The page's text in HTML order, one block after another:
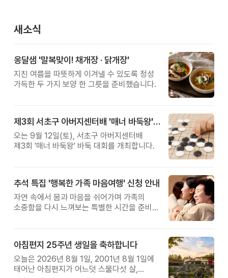
새소식
옹달샘 '말복맞이! 채개장 · 닭개장'
지친 여름을 따뜻하게 이겨낼 수 있도록 정성
가득한 두 가지 보양 한 그릇을 준비했습니다.
제3회 서초구 아버지센터배 '매너 바둑왕' 대회
오는 9월 12일(토), 서초구 아버지센터배
제3회 '매너 바둑왕' 바둑 대회를 개최합니다.
추석 특집 '행복한 가족 마음여행' 신청 안내
자연 속에서 몸과 마음을 쉬어가며 가족의
소중함을 다시 느껴보는 특별한 시간을 준비해
아침편지 25주년 생일을 축하합니다
오늘은 2026년 8월 1일, 2001년 8월 1일에
태어난 아침편지가 어느덧 스물다섯 살,